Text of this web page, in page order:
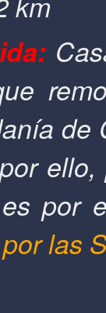
de
es por
las